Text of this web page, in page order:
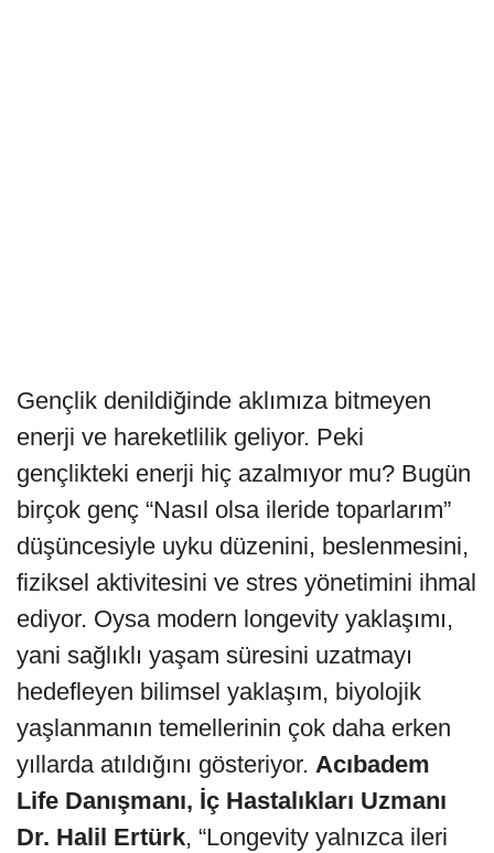
Gençlik denildiğinde aklımıza bitmeyen
enerji ve hareketlilik geliyor. Peki
gençlikteki enerji hiç azalmıyor mu? Bugün
birçok genç “Nasıl olsa ileride toparlarım”
düşüncesiyle uyku düzenini, beslenmesini,
fiziksel aktivitesini ve stres yönetimini ihmal
ediyor. Oysa modern longevity yaklaşımı,
yani sağlıklı yaşam süresini uzatmayı
hedefleyen bilimsel yaklaşım, biyolojik
yaşlanmanın temellerinin çok daha erken
yıllarda atıldığını gösteriyor. Acıbadem
Life Danışmanı, İç Hastalıkları Uzmanı
Dr. Halil Ertürk, “Longevity yalnızca ileri